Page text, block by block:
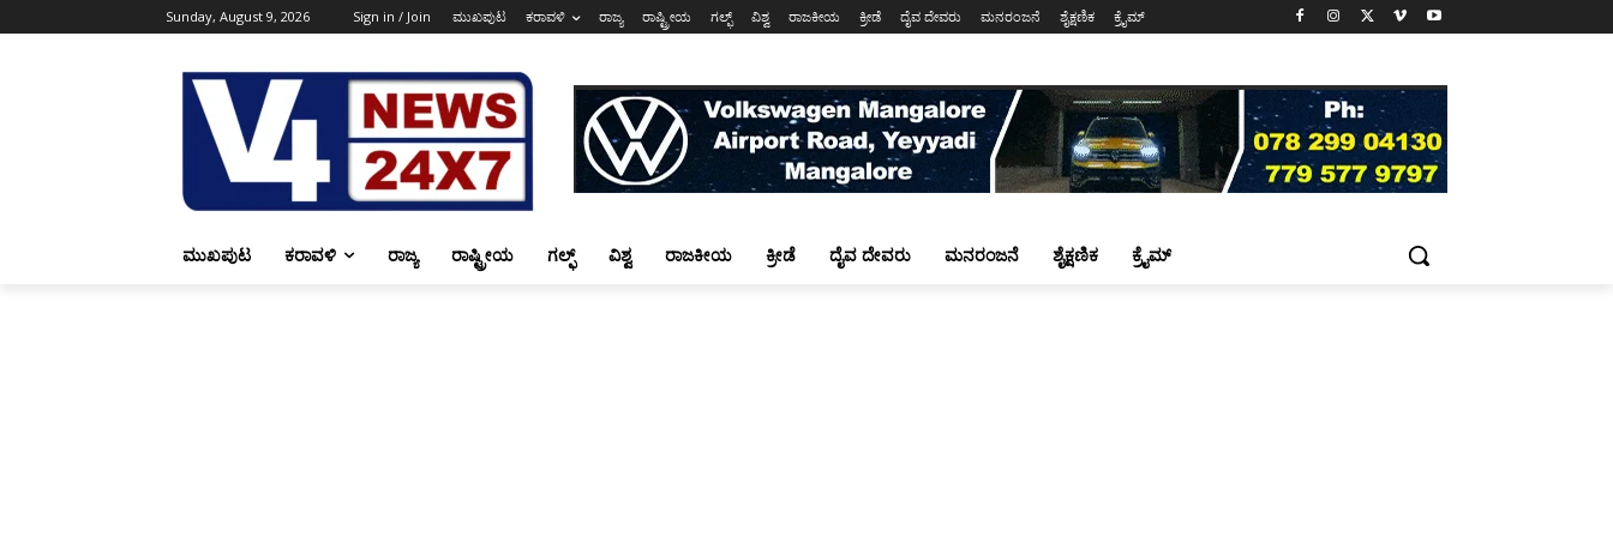
Sunday, August 9, 2026 Sign in / Join ಮುಖಪುಟ ಕರಾವಳಿ ರಾಜ್ಯ ರಾಷ್ಟ್ರೀಯ ಗಲ್ಫ್ ವಿಶ್ವ ರಾಜಕೀಯ ಕ್ರೀಡೆ ದೈವ ದೇವರು ಮನರಂಜನೆ ಶೈಕ್ಷಣಿಕ ಕ್ರೈಮ್
ಮುಖಪುಟ ಕರಾವಳಿ ರಾಜ್ಯ ರಾಷ್ಟ್ರೀಯ ಗಲ್ಫ್ ವಿಶ್ವ ರಾಜಕೀಯ ಕ್ರೀಡೆ ದೈವ ದೇವರು ಮನರಂಜನೆ ಶೈಕ್ಷಣಿಕ ಕ್ರೈಮ್